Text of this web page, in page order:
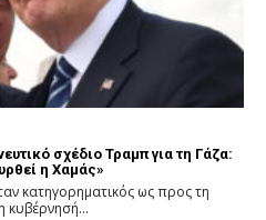
σχέδιο Τραμπ για τη Γάζα:
η Χαμάς»
κατηγορηματικός ως προς τη
κυβέρνησή...